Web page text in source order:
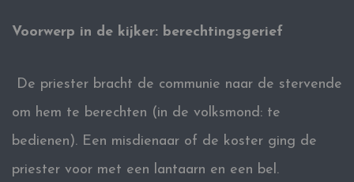
Voorwerp in de kijker: berechtingsgerief
De priester bracht de communie naar de stervende
om hem te berechten (in de volksmond: te
bedienen). Een misdienaar of de koster ging de
priester voor met een lantaarn en een bel.